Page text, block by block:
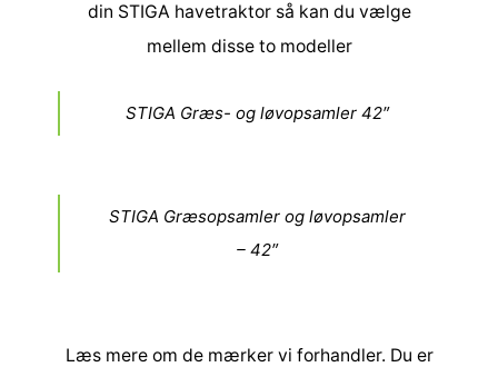
din STIGA havetraktor så kan du vælge
mellem disse to modeller
STIGA Græs- og løvopsamler 42″
STIGA Græsopsamler og løvopsamler
– 42″
Læs mere om de mærker vi forhandler. Du er